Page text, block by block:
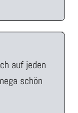
auf jeden
schön